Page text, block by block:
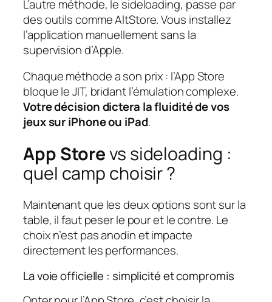
L’autre méthode, le sideloading, passe par
des outils comme AltStore. Vous installez
l’application manuellement sans la
supervision d’Apple.
Chaque méthode a son prix : l’App Store
bloque le JIT, bridant l’émulation complexe.
Votre décision dictera la fluidité de vos
jeux sur iPhone ou iPad.
App Storevs sideloading :
quel camp choisir ?
Maintenant que les deux options sont sur la
table, il faut peser le pour et le contre. Le
choix n’est pas anodin et impacte
directement les performances.
La voie officielle : simplicité et compromis